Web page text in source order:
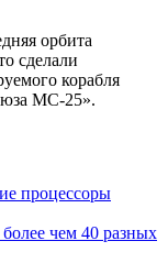
орбита
сделали
корабля
МС-25».
процессоры
чем 40 разных